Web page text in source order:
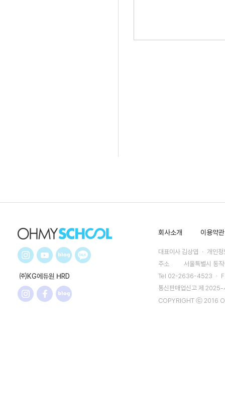
㈜KG에듀원 HRD
회사소개 이용약관
대표이사 김상엽 ㆍ 개인
주소
서울특별시 동
Tel 02-2636-4523 ㆍ
통신판매업신고 제
COPYRIGHT ⓒ 2016